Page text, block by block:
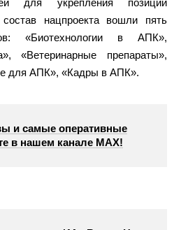
для укрепления позиций
нацпроекта вошли пять
«Биотехнологии в АПК»,
«Ветеринарные препараты»,
для АПК», «Кадры в АПК».
и самые оперативные
в нашем канале МАХ!